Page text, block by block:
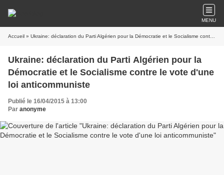
MENU
Accueil » Ukraine: déclaration du Parti Algérien pour la Démocratie et le Socialisme contre le vote d'une loi anticommuniste
Ukraine: déclaration du Parti Algérien pour la
Démocratie et le Socialisme contre le vote d'une
loi anticommuniste
Publié le 16/04/2015 à 13:00
Par anonyme